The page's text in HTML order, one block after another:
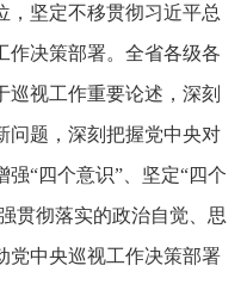
，坚定不移贯彻习近平总
作决策部署。全省各级各
视工作重要论述，深刻
问题，深刻把握党中央对
“四个意识”、坚定“四个
贯彻落实的政治自觉、思
党中央巡视工作决策部署